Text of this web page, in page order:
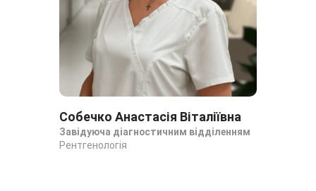
Собечко Анастасія Віталіївна
Завідуюча діагностичним відділенням
Рентгенологія